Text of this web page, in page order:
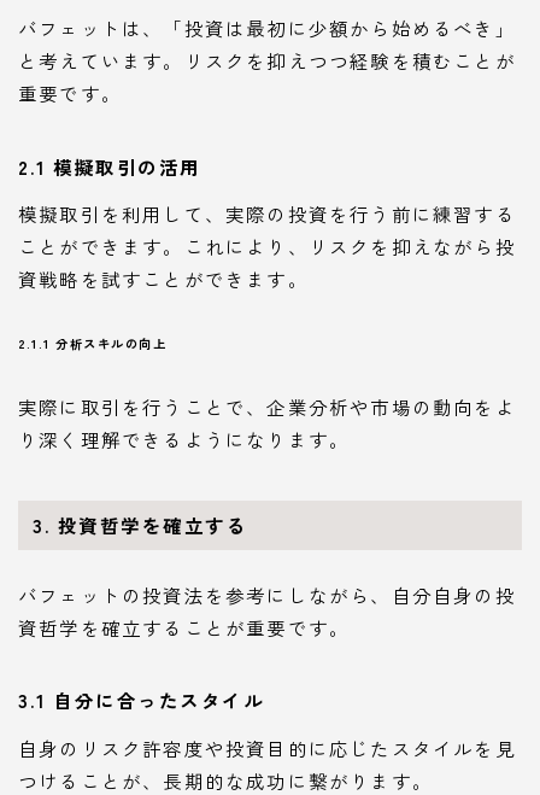
バフェットは、「投資は最初に少額から始めるべき」
と考えています。リスクを抑えつつ経験を積むことが
重要です。
2.1 模擬取引の活用
模擬取引を利用して、実際の投資を行う前に練習する
ことができます。これにより、リスクを抑えながら投
資戦略を試すことができます。
2.1.1 分析スキルの向上
実際に取引を行うことで、企業分析や市場の動向をよ
り深く理解できるようになります。
3. 投資哲学を確立する
バフェットの投資法を参考にしながら、自分自身の投
資哲学を確立することが重要です。
3.1 自分に合ったスタイル
自身のリスク許容度や投資目的に応じたスタイルを見
つけることが、長期的な成功に繋がります。